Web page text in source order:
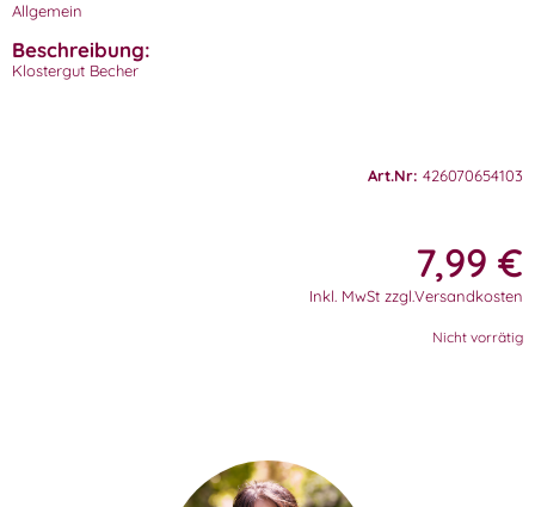
Allgemein
Beschreibung:
Klostergut Becher
Art.Nr: 426070654103
7,99 €
Inkl. MwSt zzgl.Versandkosten
Nicht vorrätig